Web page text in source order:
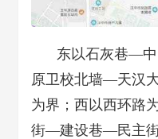
东以石灰巷—
原卫校北墙—天汉
为界；西以西环路
街—建设巷—民主街